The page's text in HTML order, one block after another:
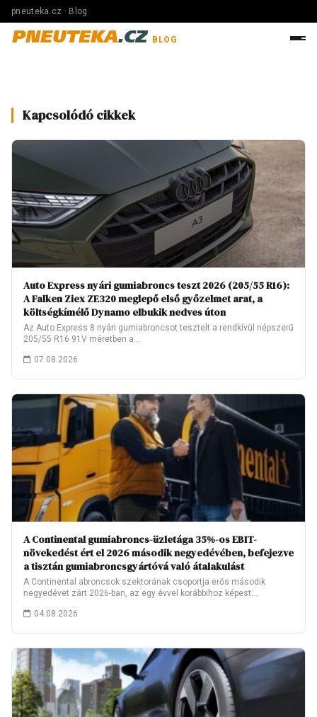
pneuteka.cz · Blog
PNEUTEKA.CZ BLOG
Kapcsolódó cikkek
Auto Express nyári gumiabroncs teszt 2026 (205/55 R16):
A Falken Ziex ZE320 meglepő első győzelmet arat, a
költségkímélő Dynamo elbukik nedves úton
Az Auto Express 8 nyári gumiabroncsot tesztelt a rendkívül népszerű
205/55 R16 91V méretben a…
07.08.2026
A Continental gumiabroncs-üzletága 35%-os EBIT-
növekedést ért el 2026 második negyedévében, befejezve
a tisztán gumiabroncsgyártóvá való átalakulást
A Continental abroncsok szektorának csoportja erős második
negyedévet zárt 2026-ban, az egy évvel korábbihoz képest…
04.08.2026